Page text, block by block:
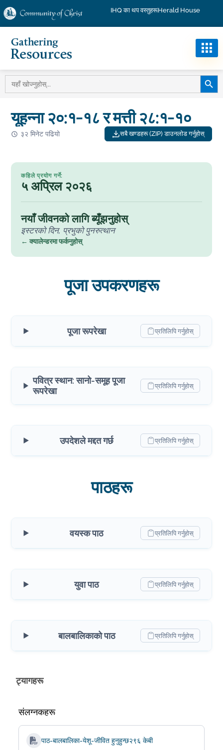
IHQ का थप वस्तुहरूHerald House
लागि
खोज
यूहन्ना २०:१-१८ र मत्ती २८:१-१०
सबै खण्डहरू (ZIP) डाउनलोड गर्नुहोस्
३२ मिनेट पढियो
कहिले प्रयोग गर्ने:
५ अप्रिल २०२६
नयाँ जीवनको लागि ब्यूँझनुहोस्
इस्टरको दिन, प्रभुको पुनरुत्थान
← क्यालेन्डरमा फर्कनुहोस्
पूजा उपकरणहरू
पूजा रूपरेखा प्रतिलिपि गर्नुहोस्
पवित्र स्थान: सानो-समूह पूजा
रूपरेखा
प्रतिलिपि गर्नुहोस्
उपदेशले मद्दत गर्छ प्रतिलिपि गर्नुहोस्
पाठहरू
वयस्क पाठ प्रतिलिपि गर्नुहोस्
युवा पाठ प्रतिलिपि गर्नुहोस्
बालबालिकाको पाठ प्रतिलिपि गर्नुहोस्
ट्यागहरू
संलग्नकहरू
पाठ-बालबालिका-येशू-जीवित हुनुहुन्छ२९६ केबी